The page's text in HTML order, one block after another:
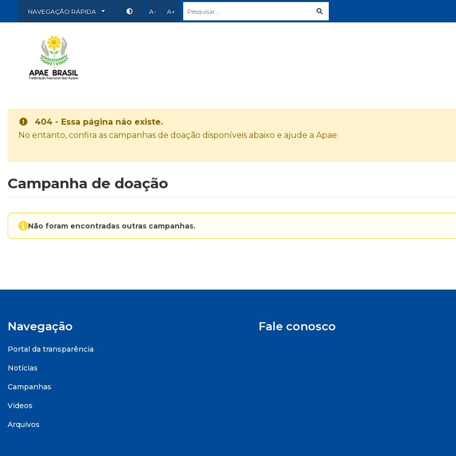
NAVEGAÇÃO RÁPIDA A- A+
404 - Essa página não existe.
No entanto, confira as campanhas de doação disponíveis abaixo e ajude a Apae:
Campanha de doação
Não foram encontradas outras campanhas.
Navegação
Portal da transparência
Notícias
Campanhas
Videos
Arquivos
Fale conosco